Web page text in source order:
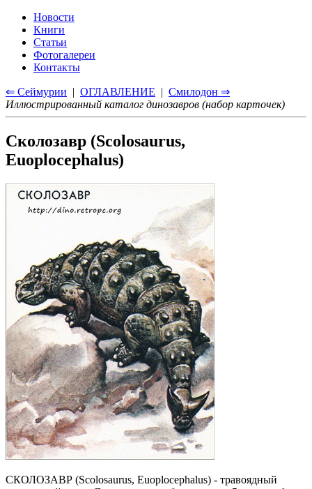
Новости
Книги
Статьи
Фотогалереи
Контакты
⇐ Сеймурии | ОГЛАВЛЕНИЕ | Смилодон ⇒
Иллюстрированный каталог динозавров (набор карточек)
Сколозавр (Scolosaurus,
Euoplocephalus)
СКОЛОЗАВР (Scolosaurus, Euoplocephalus) - травоядный